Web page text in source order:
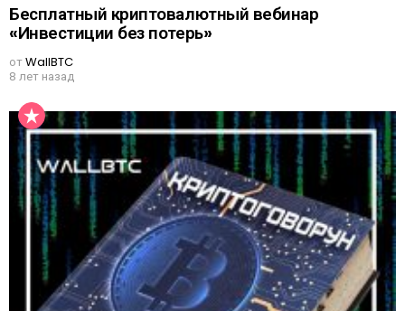
Бесплатный криптовалютный вебинар
«Инвестиции без потерь»
отWallBTC
8 лет назад